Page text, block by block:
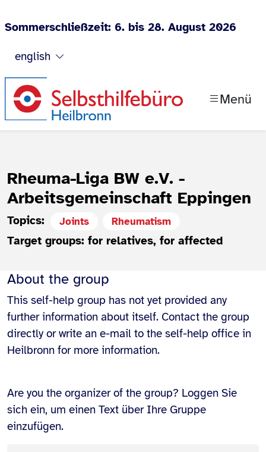
Jump to content
Sommerschließzeit: 6. bis 28. August 2026
english
Menü
Rheuma-Liga BW e.V. -
Arbeitsgemeinschaft Eppingen
Topics: Joints Rheumatism
Target groups: for relatives, for affected
About the group
This self-help group has not yet provided any
further information about itself. Contact the group
directly or write an e-mail to the self-help office in
Heilbronn for more information.
Are you the organizer of the group? Loggen Sie
sich ein, um einen Text über Ihre Gruppe
einzufügen.